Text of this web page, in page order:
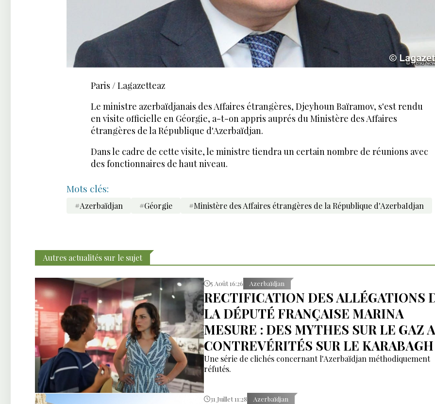
Paris / Lagazetteaz
Le ministre azerbaïdjanais des Affaires étrangères, Djeyhoun Baïramov, s'est rendu
en visite officielle en Géorgie, a-t-on appris auprés du Ministère des Affaires
étrangères de la République d'Azerbaïdjan.
Dans le cadre de cette visite, le ministre tiendra un certain nombre de réunions avec
des fonctionnaires de haut niveau.
Mots clés:
#Azerbaïdjan #Géorgie #Ministère des Affaires étrangères de la République d'AzerbaIdjan
Autres actualités sur le sujet
5 Août 16:26 Azerbaïdjan
RECTIFICATION DES ALLÉGATIONS
LA DÉPUTÉ FRANÇAISE MARINA
MESURE : DES MYTHES SUR LE GAZ
CONTREVÉRITÉS SUR LE KARABAGH
Une série de clichés concernant l'Azerbaïdjan méthodiquement
réfutés.
31 Juillet 11:28 Azerbaïdjan